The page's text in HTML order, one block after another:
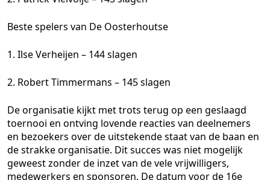
Beste spelers van De Oosterhoutse
1. Ilse Verheijen – 144 slagen
2. Robert Timmermans – 145 slagen
De organisatie kijkt met trots terug op een geslaagd
toernooi en ontving lovende reacties van deelnemers
en bezoekers over de uitstekende staat van de baan en
de strakke organisatie. Dit succes was niet mogelijk
geweest zonder de inzet van de vele vrijwilligers,
medewerkers en sponsoren. De datum voor de 16e